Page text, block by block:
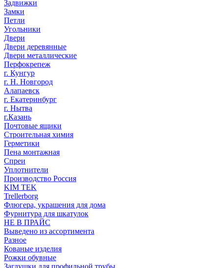
Задвижки
Замки
Петли
Угольники
Двери
Двери деревянные
Двери металлические
Перфокрепеж
г. Кунгур
г. Н. Новгород
Алапаевск
г. Екатеринбург
г. Нытва
г.Казань
Почтовые ящики
Строительная химия
Герметики
Пена монтажная
Спреи
Уплотнители
Производство Россия
KIM TEK
Trellerborg
Флюгера, украшения для дома
Фурнитура для шкатулок
НЕ В ПРАЙС
Выведено из ассортимента
Разное
Кованые изделия
Рожки обувные
Заглушки для профильной трубы